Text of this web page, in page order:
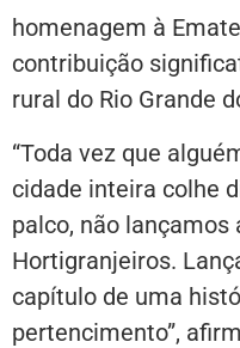
homenagem à
contribuição
rural do Rio Grande
“Toda vez que
cidade inteira colhe
palco, não lançamos
Hortigranjeiros.
capítulo de uma
pertencimento”,